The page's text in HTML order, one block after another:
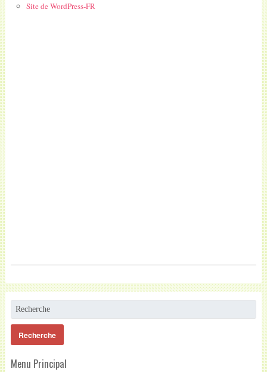
Site de WordPress-FR
Menu Principal